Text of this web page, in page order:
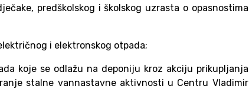
predškolskog i školskog uzrasta o opasnostima
i elektronskog otpada;
koje se odlažu na deponiju kroz akciju prikupljanja
stalne vannastavne aktivnosti u Centru Vladimir